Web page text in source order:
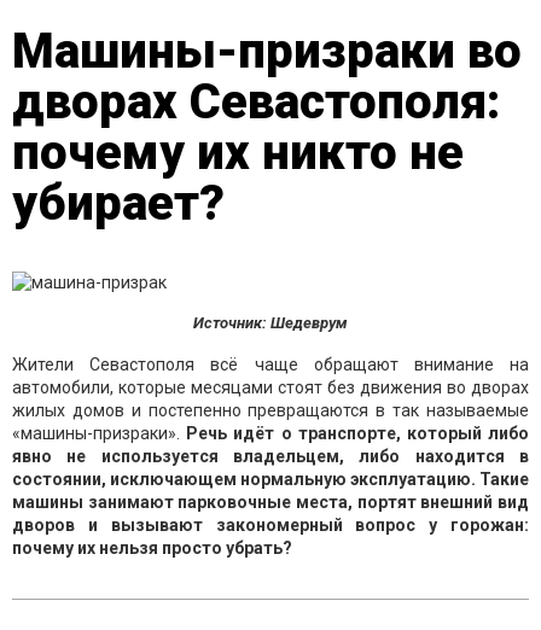
Машины-призраки во
дворах Севастополя:
почему их никто не
убирает?
Источник: Шедеврум
Жители Севастополя всё чаще обращают внимание на
автомобили, которые месяцами стоят без движения во дворах
жилых домов и постепенно превращаются в так называемые
«машины-призраки».
Речь идёт о транспорте, который либо
явно не используется владельцем, либо находится в
состоянии, исключающем нормальную эксплуатацию. Такие
машины занимают парковочные места, портят внешний вид
дворов и вызывают закономерный вопрос у горожан:
почему их нельзя просто убрать?